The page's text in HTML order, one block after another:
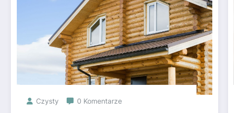
Czysty 0 Komentarze